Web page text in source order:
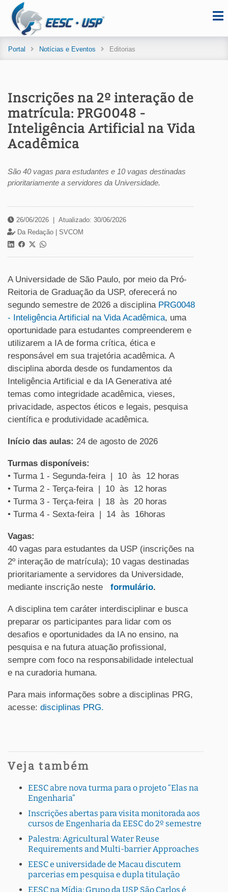
Portal Notícias e Eventos Editorias
Inscrições na 2º interação de
matrícula: PRG0048 -
Inteligência Artificial na Vida
Acadêmica
São 40 vagas para estudantes e 10 vagas destinadas
prioritariamente a servidores da Universidade.
26/06/2026
Atualizado: 30/06/2026
Da Redação | SVCOM
A Universidade de São Paulo, por meio da Pró-
Reitoria de Graduação da USP, oferecerá no
segundo semestre de 2026 a disciplina PRG0048
- Inteligência Artificial na Vida Acadêmica, uma
oportunidade para estudantes compreenderem e
utilizarem a IA de forma crítica, ética e
responsável em sua trajetória acadêmica. A
disciplina aborda desde os fundamentos da
Inteligência Artificial e da IA Generativa até
temas como integridade acadêmica, vieses,
privacidade, aspectos éticos e legais, pesquisa
científica e produtividade acadêmica.
Início das aulas: 24 de agosto de 2026
Turmas disponíveis:
• Turma 1 - Segunda-feira | 10 às 12 horas
• Turma 2 - Terça-feira | 10 às 12 horas
• Turma 3 - Terça-feira | 18 às 20 horas
• Turma 4 - Sexta-feira | 14 às 16horas
Vagas:
40 vagas para estudantes da USP (inscrições na
2º interação de matrícula); 10 vagas destinadas
prioritariamente a servidores da Universidade,
mediante inscrição neste
formulário.
A disciplina tem caráter interdisciplinar e busca
preparar os participantes para lidar com os
desafios e oportunidades da IA no ensino, na
pesquisa e na futura atuação profissional,
sempre com foco na responsabilidade intelectual
e na curadoria humana.
Para mais informações sobre a disciplinas PRG,
acesse: disciplinas PRG.
Veja também
EESC abre nova turma para o projeto “Elas na
Engenharia”
Inscrições abertas para visita monitorada aos
cursos de Engenharia da EESC do 2º semestre
Palestra: Agricultural Water Reuse
Requirements and Multi-barrier Approaches
EESC e universidade de Macau discutem
parcerias em pesquisa e dupla titulação
EESC na Mídia: Grupo da USP São Carlos é